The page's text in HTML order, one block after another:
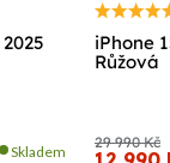
Skladem
iPhone
Růžová
29 990 Kč